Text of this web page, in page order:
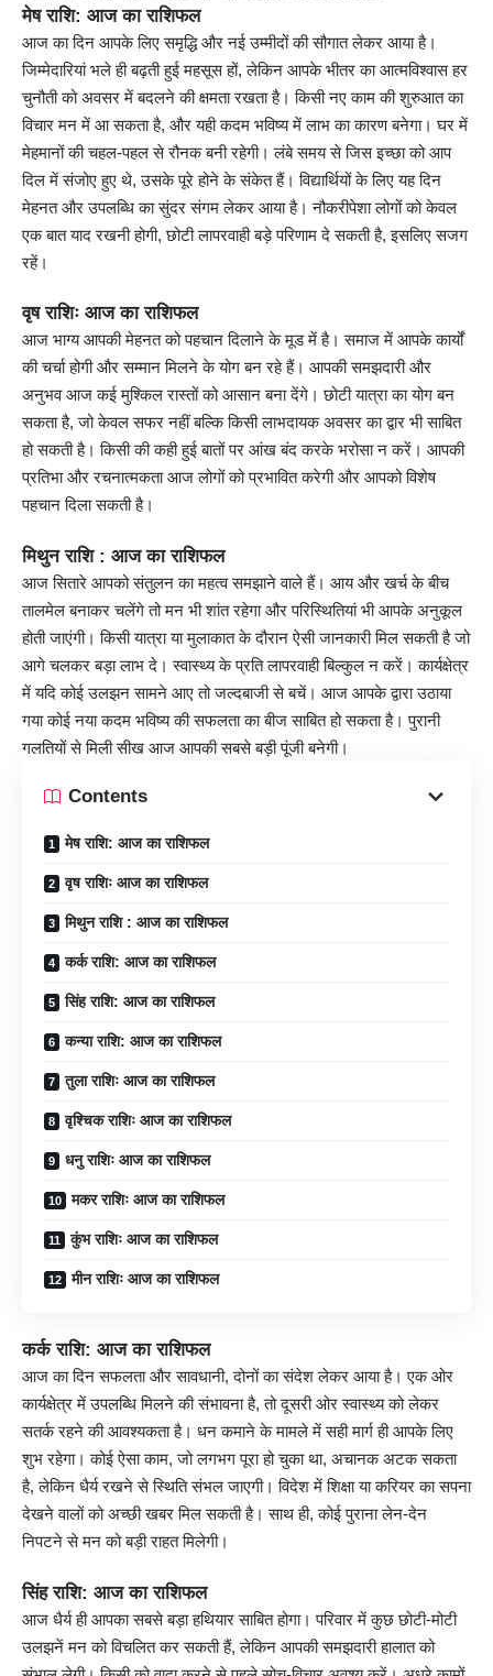
मेष राशि: आज का राशिफल
आज का दिन आपके लिए समृद्धि और नई उम्मीदों की सौगात लेकर आया है।
जिम्मेदारियां भले ही बढ़ती हुई महसूस हों, लेकिन आपके भीतर का आत्मविश्वास हर
चुनौती को अवसर में बदलने की क्षमता रखता है। किसी नए काम की शुरुआत का
विचार मन में आ सकता है, और यही कदम भविष्य में लाभ का कारण बनेगा। घर में
मेहमानों की चहल-पहल से रौनक बनी रहेगी। लंबे समय से जिस इच्छा को आप
दिल में संजोए हुए थे, उसके पूरे होने के संकेत हैं। विद्यार्थियों के लिए यह दिन
मेहनत और उपलब्धि का सुंदर संगम लेकर आया है। नौकरीपेशा लोगों को केवल
एक बात याद रखनी होगी, छोटी लापरवाही बड़े परिणाम दे सकती है, इसलिए सजग
रहें।
वृष राशिः आज का राशिफल
आज भाग्य आपकी मेहनत को पहचान दिलाने के मूड में है। समाज में आपके कार्यों
की चर्चा होगी और सम्मान मिलने के योग बन रहे हैं। आपकी समझदारी और
अनुभव आज कई मुश्किल रास्तों को आसान बना देंगे। छोटी यात्रा का योग बन
सकता है, जो केवल सफर नहीं बल्कि किसी लाभदायक अवसर का द्वार भी साबित
हो सकती है। किसी की कही हुई बातों पर आंख बंद करके भरोसा न करें। आपकी
प्रतिभा और रचनात्मकता आज लोगों को प्रभावित करेगी और आपको विशेष
पहचान दिला सकती है।
मिथुन राशि : आज का राशिफल
आज सितारे आपको संतुलन का महत्व समझाने वाले हैं। आय और खर्च के बीच
तालमेल बनाकर चलेंगे तो मन भी शांत रहेगा और परिस्थितियां भी आपके अनुकूल
होती जाएंगी। किसी यात्रा या मुलाकात के दौरान ऐसी जानकारी मिल सकती है जो
आगे चलकर बड़ा लाभ दे। स्वास्थ्य के प्रति लापरवाही बिल्कुल न करें। कार्यक्षेत्र
में यदि कोई उलझन सामने आए तो जल्दबाजी से बचें। आज आपके द्वारा उठाया
गया कोई नया कदम भविष्य की सफलता का बीज साबित हो सकता है। पुरानी
गलतियों से मिली सीख आज आपकी सबसे बड़ी पूंजी बनेगी।
Contents
मेष राशि: आज का राशिफल
वृष राशिः आज का राशिफल
मिथुन राशि : आज का राशिफल
कर्क राशि: आज का राशिफल
सिंह राशि: आज का राशिफल
कन्या राशि: आज का राशिफल
तुला राशिः आज का राशिफल
वृश्चिक राशिः आज का राशिफल
धनु राशिः आज का राशिफल
मकर राशिः आज का राशिफल
कुंभ राशिः आज का राशिफल
मीन राशिः आज का राशिफल
कर्क राशि: आज का राशिफल
आज का दिन सफलता और सावधानी, दोनों का संदेश लेकर आया है। एक ओर
कार्यक्षेत्र में उपलब्धि मिलने की संभावना है, तो दूसरी ओर स्वास्थ्य को लेकर
सतर्क रहने की आवश्यकता है। धन कमाने के मामले में सही मार्ग ही आपके लिए
शुभ रहेगा। कोई ऐसा काम, जो लगभग पूरा हो चुका था, अचानक अटक सकता
है, लेकिन धैर्य रखने से स्थिति संभल जाएगी। विदेश में शिक्षा या करियर का सपना
देखने वालों को अच्छी खबर मिल सकती है। साथ ही, कोई पुराना लेन-देन
निपटने से मन को बड़ी राहत मिलेगी।
सिंह राशि: आज का राशिफल
आज धैर्य ही आपका सबसे बड़ा हथियार साबित होगा। परिवार में कुछ छोटी-मोटी
उलझनें मन को विचलित कर सकती हैं, लेकिन आपकी समझदारी हालात को